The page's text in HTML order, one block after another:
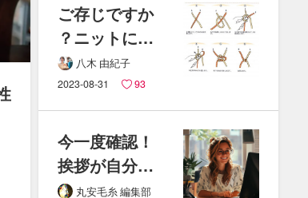
ご存じですか
？​ニットには​
欠かせない​
糸の​結び​方​
「は​た​結び」
八木 由紀子
2023-08-31
93
今一度​確認！​
挨拶が​自分や​
相手に​与える​
丸安毛糸 編集部